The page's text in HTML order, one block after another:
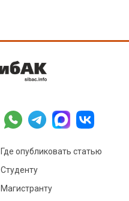
Где опубликовать статью
Студенту
Магистранту